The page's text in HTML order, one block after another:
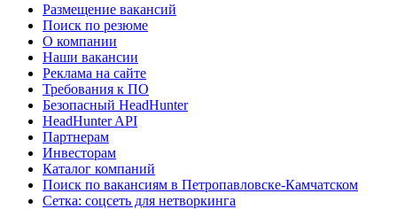
Размещение вакансий
Поиск по резюме
О компании
Наши вакансии
Реклама на сайте
Требования к ПО
Безопасный HeadHunter
HeadHunter API
Партнерам
Инвесторам
Каталог компаний
Поиск по вакансиям в Петропавловске-Камчатском
Сетка: соцсеть для нетворкинга